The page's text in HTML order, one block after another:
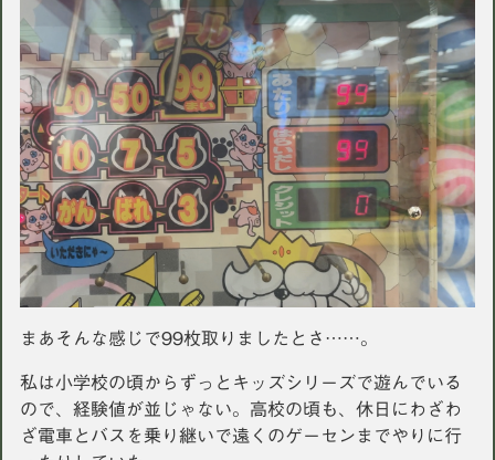
まあそんな感じで99枚取りましたとさ……。
私は小学校の頃からずっとキッズシリーズで遊んでいる
ので、経験値が並じゃない。高校の頃も、休日にわざわ
ざ電車とバスを乗り継いで遠くのゲーセンまでやりに行